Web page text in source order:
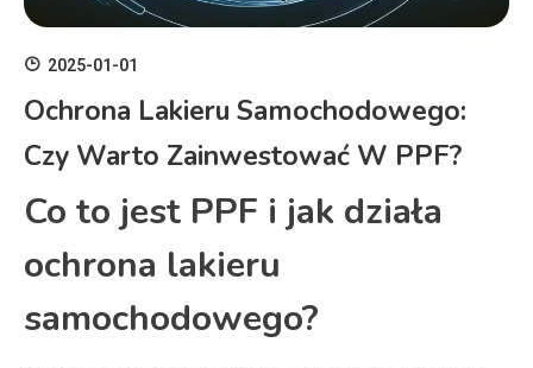
2025-01-01
Ochrona Lakieru Samochodowego:
Czy Warto Zainwestować W PPF?
Co to jest PPF i jak działa
ochrona lakieru
samochodowego?